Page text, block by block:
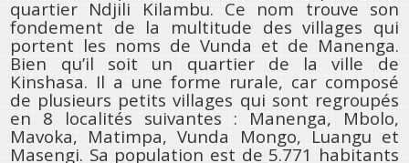
quartier Ndjili Kilambu. Ce nom trouve son
fondement de la multitude des villages qui
portent les noms de Vunda et de Manenga.
Bien qu’il soit un quartier de la ville de
Kinshasa. Il a une forme rurale, car composé
de plusieurs petits villages qui sont regroupés
en 8 localités suivantes : Manenga, Mbolo,
Mavoka, Matimpa, Vunda Mongo, Luangu et
Masengi. Sa population est de 5.771 habitants